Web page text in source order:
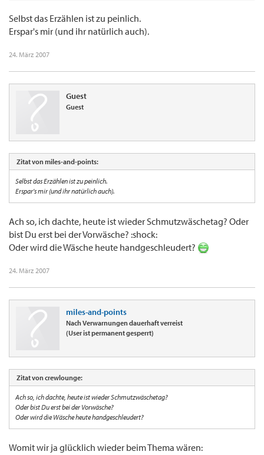
Selbst das Erzählen ist zu peinlich.
Erspar's mir (und ihr natürlich auch).
24. März 2007
Guest
Guest
Zitat von miles-and-points:
Selbst das Erzählen ist zu peinlich.
Erspar's mir (und ihr natürlich auch).
Ach so, ich dachte, heute ist wieder Schmutzwäschetag? Oder
bist Du erst bei der Vorwäsche? :shock:
Oder wird die Wäsche heute handgeschleudert?
24. März 2007
miles-and-points
Nach Verwarnungen dauerhaft verreist
(User ist permanent gesperrt)
Zitat von crewlounge:
Ach so, ich dachte, heute ist wieder Schmutzwäschetag?
Oder bist Du erst bei der Vorwäsche?
Oder wird die Wäsche heute handgeschleudert?
Womit wir ja glücklich wieder beim Thema wären: